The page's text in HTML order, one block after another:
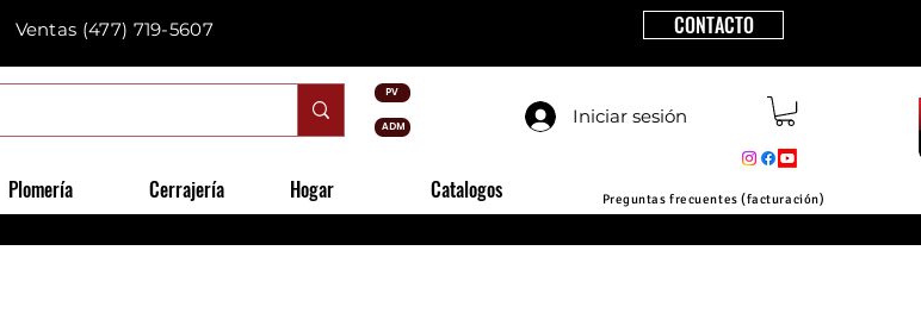
PV
ADM
Ventas (477) 719-5607 CONTACTO
Iniciar sesión
Plomería Cerrajería Hogar Catalogos Preguntas frecuentes (facturación)